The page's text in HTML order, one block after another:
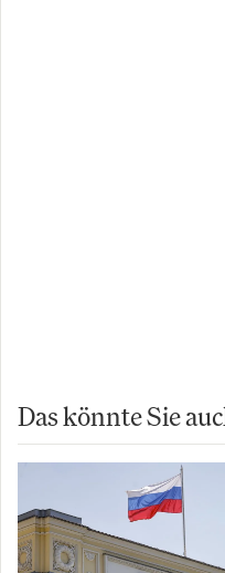
Das könnte Sie